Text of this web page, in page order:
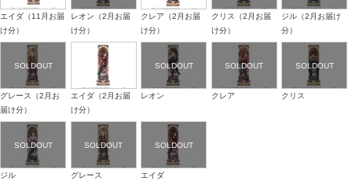
エイダ（11月お届
け分）
レオン（2月お届
け分）
クレア（2月お届
け分）
クリス（2月お届
け分）
ジル（2月お届け
分）
グレース（2月お
届け分）
エイダ（2月お届
け分）
レオン クレア クリス
ジル グレース エイダ